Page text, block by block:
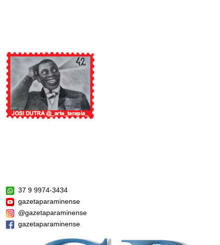
37 9 9974-3434
gazetaparaminense
@gazetaparaminense
gazetaparaminense